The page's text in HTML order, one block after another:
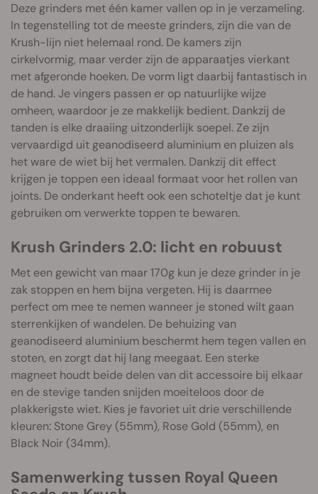
Deze grinders met één kamer vallen op in je verzameling.
In tegenstelling tot de meeste grinders, zijn die van de
Krush-lijn niet helemaal rond. De kamers zijn
cirkelvormig, maar verder zijn de apparaatjes vierkant
met afgeronde hoeken. De vorm ligt daarbij fantastisch in
de hand. Je vingers passen er op natuurlijke wijze
omheen, waardoor je ze makkelijk bedient. Dankzij de
tanden is elke draaiing uitzonderlijk soepel. Ze zijn
vervaardigd uit geanodiseerd aluminium en pluizen als
het ware de wiet bij het vermalen. Dankzij dit effect
krijgen je toppen een ideaal formaat voor het rollen van
joints. De onderkant heeft ook een schoteltje dat je kunt
gebruiken om verwerkte toppen te bewaren.
Krush Grinders 2.0: licht en robuust
Met een gewicht van maar 170g kun je deze grinder in je
zak stoppen en hem bijna vergeten. Hij is daarmee
perfect om mee te nemen wanneer je stoned wilt gaan
sterrenkijken of wandelen. De behuizing van
geanodiseerd aluminium beschermt hem tegen vallen en
stoten, en zorgt dat hij lang meegaat. Een sterke
magneet houdt beide delen van dit accessoire bij elkaar
en de stevige tanden snijden moeiteloos door de
plakkerigste wiet. Kies je favoriet uit drie verschillende
kleuren: Stone Grey (55mm), Rose Gold (55mm), en
Black Noir (34mm).
Samenwerking tussen Royal Queen